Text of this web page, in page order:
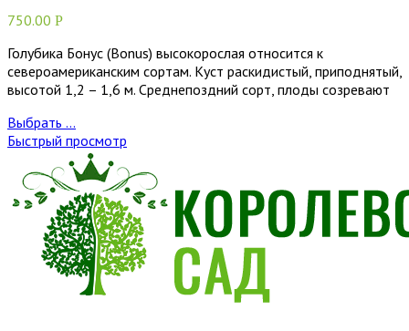
750.00 Р
Голубика Бонус (Bonus) высокорослая относится к
североамериканским сортам. Куст раскидистый, приподнятый,
высотой 1,2 – 1,6 м. Среднепоздний сорт, плоды созревают
Выбрать ...
Быстрый просмотр